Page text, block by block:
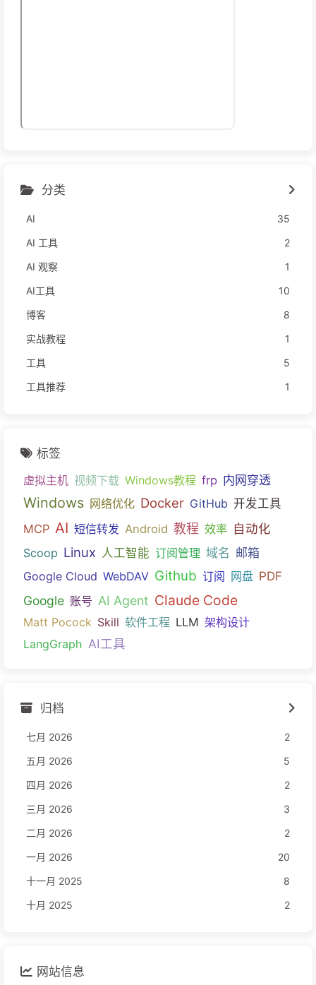
分类
AI
35
AI 工具
2
AI 观察
1
AI工具
10
博客
8
实战教程
1
工具
5
工具推荐
1
标签
虚拟主机 视频下载 Windows教程 frp 内网穿透
Windows 网络优化 Docker GitHub 开发工具
MCP AI 短信转发 Android 教程 效率 自动化
Scoop Linux 人工智能 订阅管理 域名 邮箱
Google Cloud WebDAV Github 订阅 网盘 PDF
Google 账号 AI Agent Claude Code
Matt Pocock Skill 软件工程 LLM 架构设计
LangGraph AI工具
归档
七月 2026
2
五月 2026
5
四月 2026
2
三月 2026
3
二月 2026
2
一月 2026
20
十一月 2025
8
十月 2025
2
网站信息